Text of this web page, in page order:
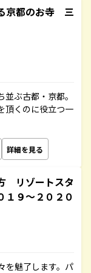
京都のお寺 三
ぶ古都・京都。
頂くのに役立つ一
詳細を見る
リゾートスタ
９～２０２０
を魅了します。パ